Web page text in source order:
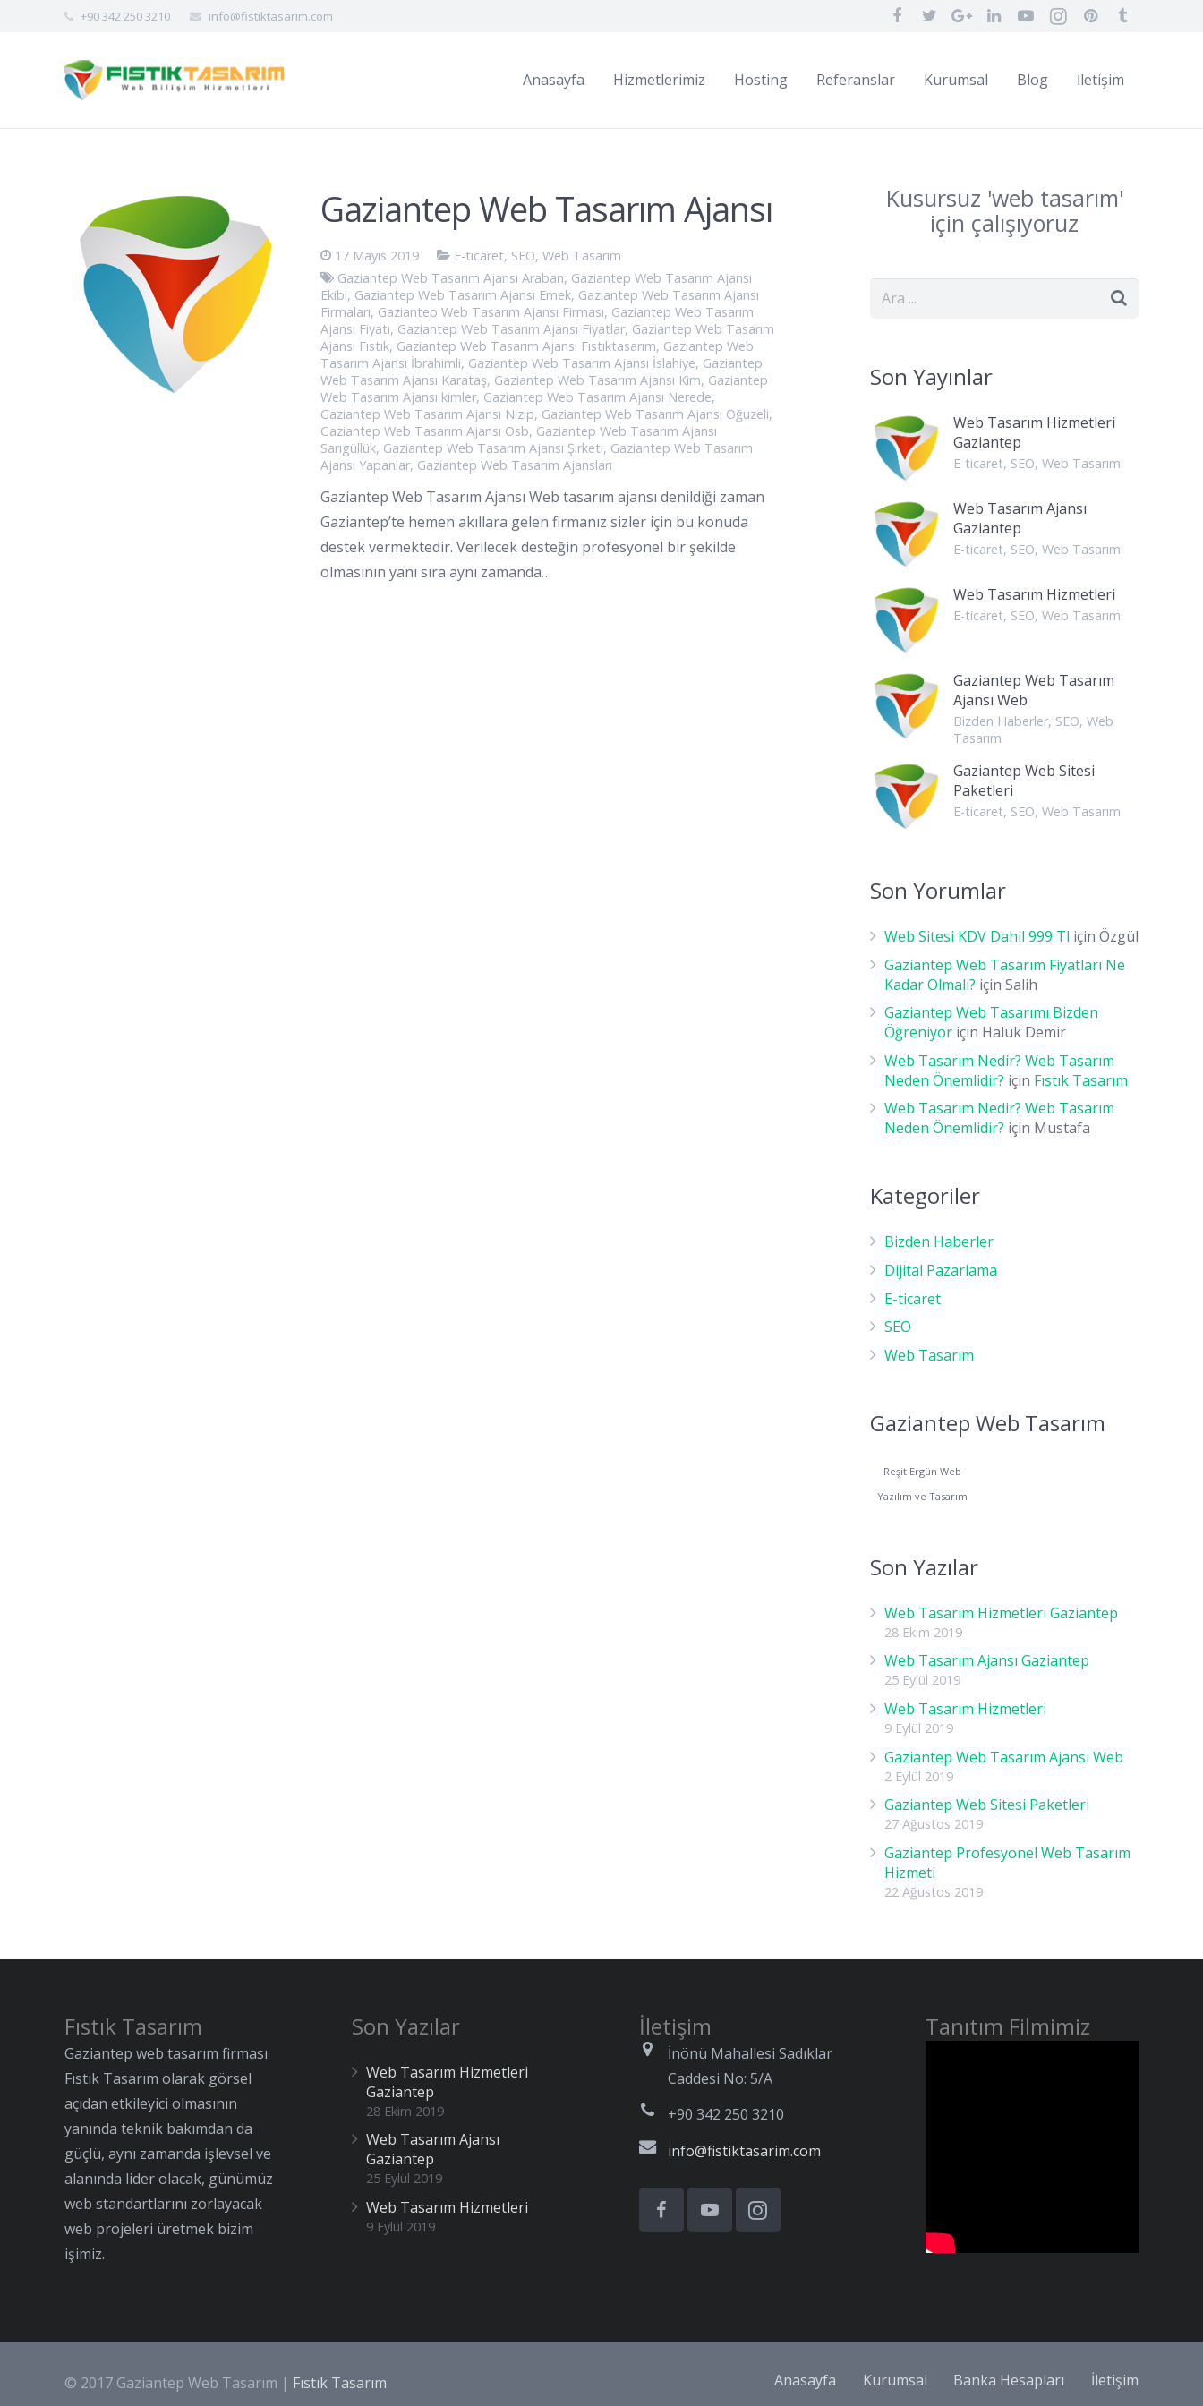
+90 342 250 3210 info@fistiktasarim.com
Anasayfa Hizmetlerimiz Hosting Referanslar Kurumsal Blog İletişim
Gaziantep Web Tasarım Ajansı
17 Mayıs 2019 E-ticaret, SEO,Web Tasarım
Gaziantep Web Tasarım Ajansı Araban, Gaziantep Web Tasarım Ajansı
Ekibi, Gaziantep Web Tasarım Ajansı Emek, Gaziantep Web Tasarım Ajansı
Firmaları, Gaziantep Web Tasarım Ajansı Firması, Gaziantep Web Tasarım
Ajansı Fiyatı, Gaziantep Web Tasarım Ajansı Fiyatlar, Gaziantep Web Tasarım
Ajansı Fıstık, Gaziantep Web Tasarım Ajansı Fıstıktasarım, Gaziantep Web
Tasarım Ajansı İbrahimli, Gaziantep Web Tasarım Ajansı İslahiye, Gaziantep
Web Tasarım Ajansı Karataş, Gaziantep Web Tasarım Ajansı Kim, Gaziantep
Web Tasarım Ajansı kimler, Gaziantep Web Tasarım Ajansı Nerede,
Gaziantep Web Tasarım Ajansı Nizip, Gaziantep Web Tasarım Ajansı Oğuzeli,
Gaziantep Web Tasarım Ajansı Osb, Gaziantep Web Tasarım Ajansı
Sarıgüllük, Gaziantep Web Tasarım Ajansı Şirketi, Gaziantep Web Tasarım
Ajansı Yapanlar, Gaziantep Web Tasarım Ajansları
Gaziantep Web Tasarım Ajansı Web tasarım ajansı denildiği zaman
Gaziantep’te hemen akıllara gelen firmanız sizler için bu konuda
destek vermektedir. Verilecek desteğin profesyonel bir şekilde
olmasının yanı sıra aynı zamanda…
Kusursuz 'web tasarım'
için çalışıyoruz
Son Yayınlar
Web Tasarım Hizmetleri
Gaziantep
E-ticaret, SEO, Web Tasarım
Web Tasarım Ajansı
Gaziantep
E-ticaret, SEO, Web Tasarım
Web Tasarım Hizmetleri
E-ticaret, SEO, Web Tasarım
Gaziantep Web Tasarım
Ajansı Web
Bizden Haberler, SEO, Web
Tasarım
Gaziantep Web Sitesi
Paketleri
E-ticaret, SEO, Web Tasarım
Son Yorumlar
Web Sitesi KDV Dahil 999 Tl için Özgül
Gaziantep Web Tasarım Fiyatları Ne
Kadar Olmalı? için Salih
Gaziantep Web Tasarımı Bizden
Öğreniyor için Haluk Demir
Web Tasarım Nedir? Web Tasarım
Neden Önemlidir? için Fıstık Tasarım
Web Tasarım Nedir? Web Tasarım
Neden Önemlidir? için Mustafa
Kategoriler
Bizden Haberler
Dijital Pazarlama
E-ticaret
SEO
Web Tasarım
Gaziantep Web Tasarım
Reşit Ergün Web
Yazılım ve Tasarım
Son Yazılar
Web Tasarım Hizmetleri Gaziantep
28 Ekim 2019
Web Tasarım Ajansı Gaziantep
25 Eylül 2019
Web Tasarım Hizmetleri
9 Eylül 2019
Gaziantep Web Tasarım Ajansı Web
2 Eylül 2019
Gaziantep Web Sitesi Paketleri
27 Ağustos 2019
Gaziantep Profesyonel Web Tasarım
Hizmeti
22 Ağustos 2019
Fıstık Tasarım
Gaziantep web tasarım firması
Fıstık Tasarım olarak görsel
açıdan etkileyici olmasının
yanında teknik bakımdan da
güçlü, aynı zamanda işlevsel ve
alanında lider olacak, günümüz
web standartlarını zorlayacak
web projeleri üretmek bizim
işimiz.
Son Yazılar
Web Tasarım Hizmetleri
Gaziantep
28 Ekim 2019
Web Tasarım Ajansı
Gaziantep
25 Eylül 2019
Web Tasarım Hizmetleri
9 Eylül 2019
İletişim
İnönü Mahallesi Sadıklar
Caddesi No: 5/A
+90 342 250 3210
info@fistiktasarim.com
Tanıtım Filmimiz
© 2017 Gaziantep Web Tasarım | Fıstık Tasarım Anasayfa Kurumsal Banka Hesapları İletişim